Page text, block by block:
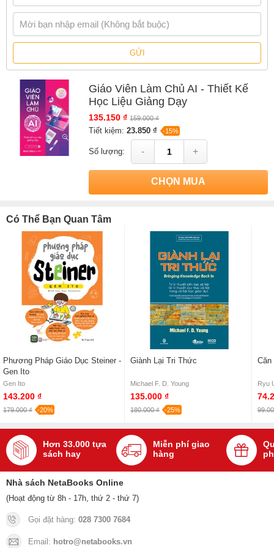
SáchGiáo Viên Làm Chủ AI - Thiết Kế Học Liệu Giảng Dạycủa
tác giả
, có bán tại Nhà sách online NetaBooks với ưu
đãi Bao sách miễn phí và Gian hàng NetaBooks tại Tiki với ưu đãi
Bao sách miễn phí và tặng Bookmark
GỬI
Giáo Viên Làm Chủ AI - Thiết Kế
Học Liệu Giảng Dạy
135.150 ₫ 159.000 ₫
Tiết kiệm:23.850 ₫ -15%
Số lượng: - +
CHỌN MUA
Có Thể Bạn Quan Tâm
Phương Pháp Giáo Dục Steiner -
Gen Ito
Gen Ito
143.200 ₫
179.000 ₫ -20%
Giành Lại Tri Thức
Michael F. D. Young
135.000 ₫
180.000 ₫ -25%
Căn
Ryu
Hơn 33.000 tựa
sách hay
Miễn phí giao
hàng
Nhà sách NetaBooks Online
(Hoạt động từ 8h - 17h, thứ 2 - thứ 7)
Gọi đặt hàng: 028 7300 7684
Email: hotro@netabooks.vn